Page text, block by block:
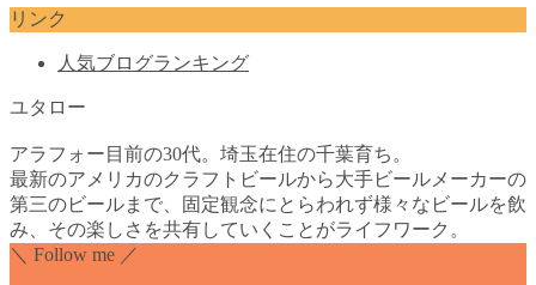
リンク
人気ブログランキング
ユタロー
アラフォー目前の30代。埼玉在住の千葉育ち。
最新のアメリカのクラフトビールから大手ビールメーカーの
第三のビールまで、固定観念にとらわれず様々なビールを飲
み、その楽しさを共有していくことがライフワーク。
＼ Follow me ／